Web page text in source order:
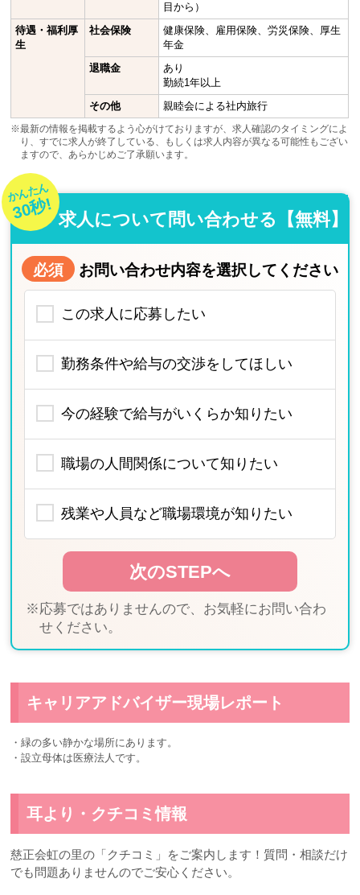
目から）
待遇・福利厚
生
社会保険
健康保険、雇用保険、労災保険、厚生
年金
退職金
あり
勤続1年以上
その他
親睦会による社内旅行
※最新の情報を掲載するよう心がけておりますが、求人確認のタイミングによ
り、すでに求人が終了している、もしくは求人内容が異なる可能性もござい
ますので、あらかじめご了承願います。
かんたん
30秒! 求人について問い合わせる【無料】
必須 お問い合わせ内容を選択してください
この求人に応募したい
勤務条件や給与の交渉をしてほしい
今の経験で給与がいくらか知りたい
職場の人間関係について知りたい
残業や人員など職場環境が知りたい
※応募ではありませんので、お気軽にお問い合わ
せください。
キャリアアドバイザー現場レポート
・緑の多い静かな場所にあります。
・設立母体は医療法人です。
耳より・クチコミ情報
慈正会虹の里の「クチコミ」をご案内します！質問・相談だけ
でも問題ありませんのでご安心ください。